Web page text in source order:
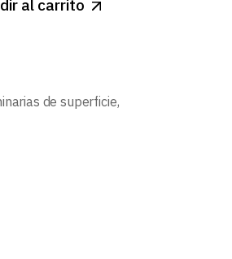
BLANCO MATE CUADRADO
al carrito
de superficie,